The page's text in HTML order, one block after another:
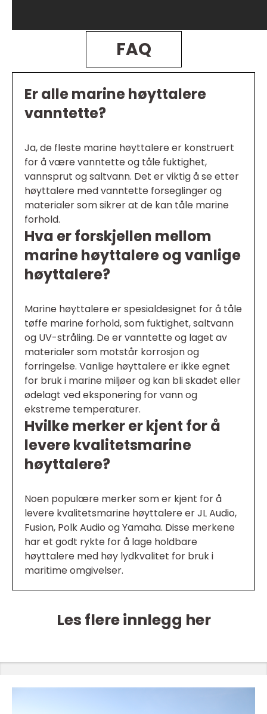
FAQ
Er alle marine høyttalere
vanntette?
Ja, de fleste marine høyttalere er konstruert
for å være vanntette og tåle fuktighet,
vannsprut og saltvann. Det er viktig å se etter
høyttalere med vanntette forseglinger og
materialer som sikrer at de kan tåle marine
forhold.
Hva er forskjellen mellom
marine høyttalere og vanlige
høyttalere?
Marine høyttalere er spesialdesignet for å tåle
tøffe marine forhold, som fuktighet, saltvann
og UV-stråling. De er vanntette og laget av
materialer som motstår korrosjon og
forringelse. Vanlige høyttalere er ikke egnet
for bruk i marine miljøer og kan bli skadet eller
ødelagt ved eksponering for vann og
ekstreme temperaturer.
Hvilke merker er kjent for å
levere kvalitetsmarine
høyttalere?
Noen populære merker som er kjent for å
levere kvalitetsmarine høyttalere er JL Audio,
Fusion, Polk Audio og Yamaha. Disse merkene
har et godt rykte for å lage holdbare
høyttalere med høy lydkvalitet for bruk i
maritime omgivelser.
Les flere innlegg her